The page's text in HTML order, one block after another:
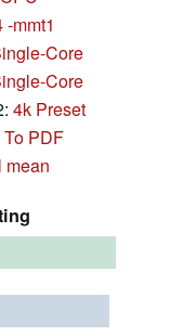
-mmt1
Core
Core
4k Preset
PDF
mean